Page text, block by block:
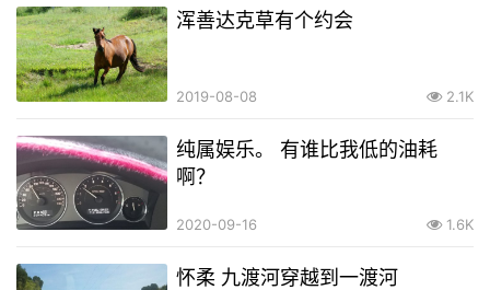
浑善达克草有个约会
2019-08-08 2.1K
纯属娱乐。 有谁比我低的油耗
啊？
2020-09-16 1.6K
怀柔 九渡河穿越到一渡河